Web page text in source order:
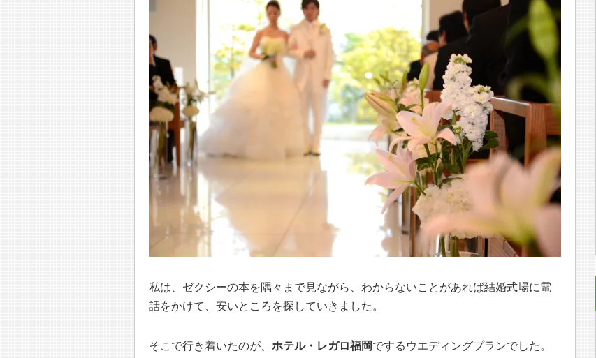
私は、ゼクシーの本を隅々まで見ながら、わからないことがあれば結婚式場に電
話をかけて、安いところを探していきました。
そこで行き着いたのが、 ホテル・レガロ福岡でするウエディングプランでした。